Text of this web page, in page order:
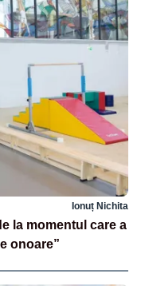
Ionuț Nichita
la momentul care a
onoare”